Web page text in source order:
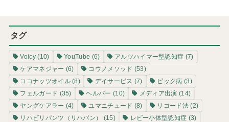
タグ
Voicy(10) YouTube (6) アルツハイマー型認知症 (7)
ケアマネジャー (6) コウノメソッド (53)
ココナッツオイル(8) デイサービス (7) ピック病 (3)
フェルガード (35) ヘルパー (10) メディア出演 (14)
ヤングケアラー (4) ユマニチュード (8) リコード法(2)
リハビリパンツ（リハパン）
(15) レビー小体型認知症 (3)